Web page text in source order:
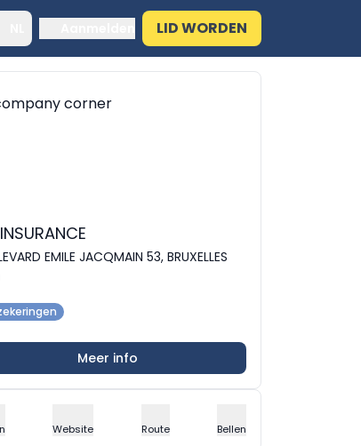
LID WORDEN
EMILE JACQMAIN 53, BRUXELLES
Meer info
Website Route Bellen